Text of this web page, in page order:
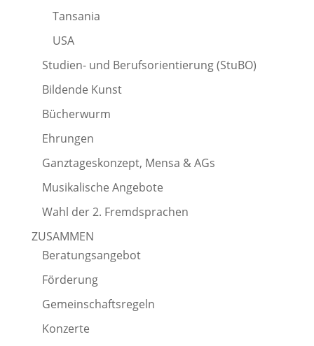
Tansania
USA
Studien- und Berufsorientierung (StuBO)
Bildende Kunst
Bücherwurm
Ehrungen
Ganztageskonzept, Mensa & AGs
Musikalische Angebote
Wahl der 2. Fremdsprachen
ZUSAMMEN
Beratungsangebot
Förderung
Gemeinschaftsregeln
Konzerte